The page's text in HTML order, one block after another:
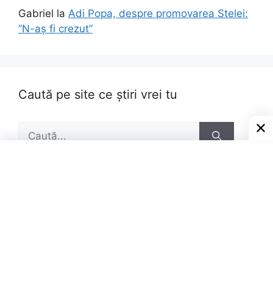
Gabriel la Adi Popa, despre promovarea Stelei:
”N-aș fi crezut”
Caută pe site ce știri vrei tu
Caută
după: